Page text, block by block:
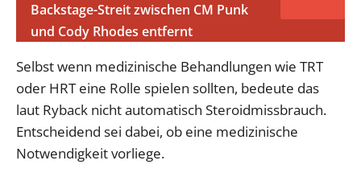
Backstage-Streit zwischen CM Punk
und Cody Rhodes entfernt
Selbst wenn medizinische Behandlungen wie TRT
oder HRT eine Rolle spielen sollten, bedeute das
laut Ryback nicht automatisch Steroidmissbrauch.
Entscheidend sei dabei, ob eine medizinische
Notwendigkeit vorliege.